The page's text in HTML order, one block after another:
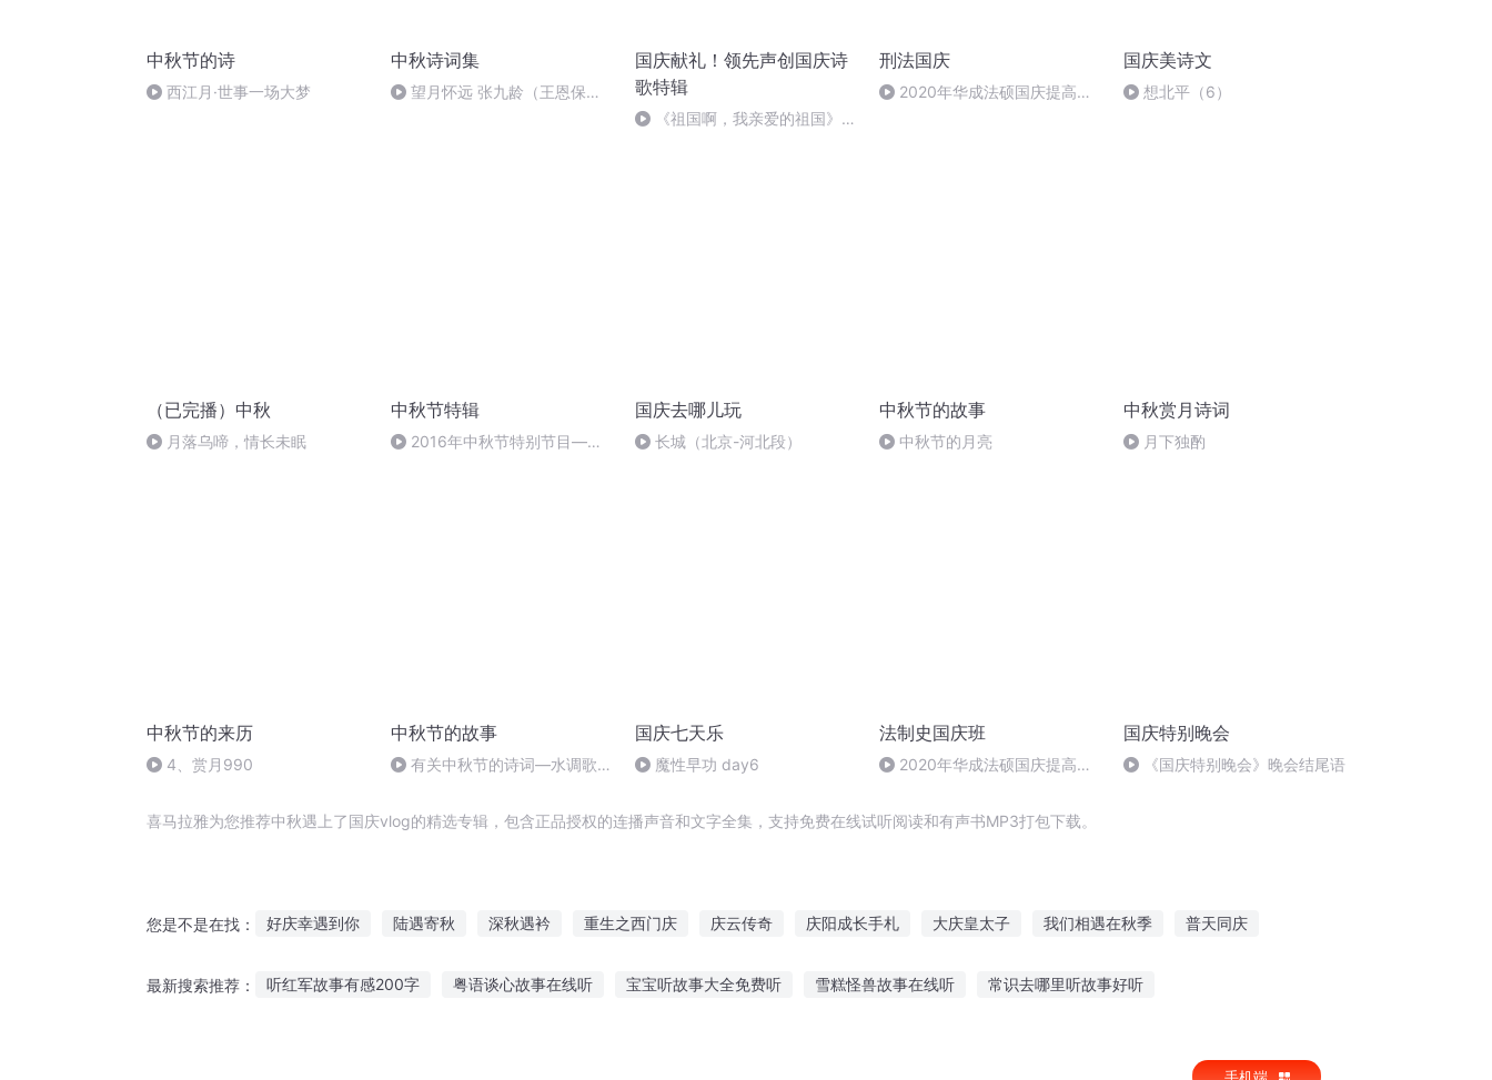
中秋节的诗
西江月·世事一场大梦
中秋诗词集
望月怀远 张九龄（王恩保吟
国庆献礼！领先声创国庆诗
歌特辑
《祖国啊，我亲爱的祖国》温
刑法国庆
2020年华成法硕国庆提高班
国庆美诗文
想北平（6）
（已完播）中秋
月落乌啼，情长未眠
中秋节特辑
2016年中秋节特别节目—夏
国庆去哪儿玩
长城（北京-河北段）
中秋节的故事
中秋节的月亮
中秋赏月诗词
月下独酌
中秋节的来历
4、赏月990
中秋节的故事
有关中秋节的诗词―水调歌
国庆七天乐
魔性早功 day6
法制史国庆班
2020年华成法硕国庆提高班
国庆特别晚会
《国庆特别晚会》晚会结尾语
喜马拉雅为您推荐中秋遇上了国庆vlog的精选专辑，包含正品授权的连播声音和文字全集，支持免费在线试听阅读和有声书MP3打包下载。
您是不是在找： 好庆幸遇到你 陆遇寄秋 深秋遇衿 重生之西门庆 庆云传奇 庆阳成长手札 大庆皇太子 我们相遇在秋季 普天同庆
最新搜索推荐： 听红军故事有感200字 粤语谈心故事在线听 宝宝听故事大全免费听 雪糕怪兽故事在线听 常识去哪里听故事好听